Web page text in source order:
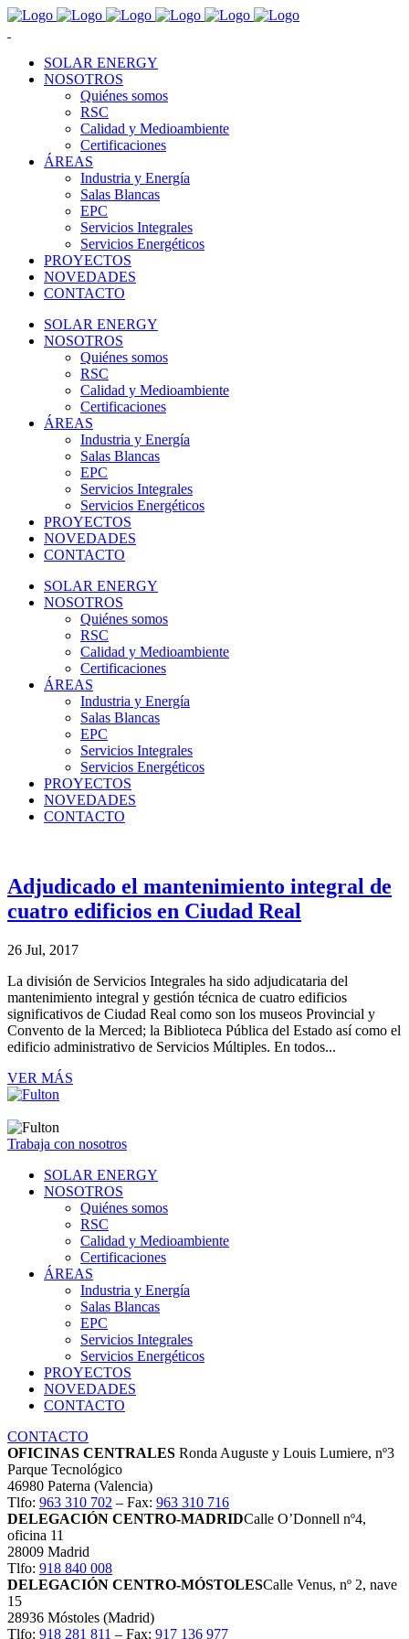
SOLAR ENERGY
NOSOTROS
Quiénes somos
RSC
Calidad y Medioambiente
Certificaciones
ÁREAS
Industria y Energía
Salas Blancas
EPC
Servicios Integrales
Servicios Energéticos
PROYECTOS
NOVEDADES
CONTACTO
SOLAR ENERGY
NOSOTROS
Quiénes somos
RSC
Calidad y Medioambiente
Certificaciones
ÁREAS
Industria y Energía
Salas Blancas
EPC
Servicios Integrales
Servicios Energéticos
PROYECTOS
NOVEDADES
CONTACTO
SOLAR ENERGY
NOSOTROS
Quiénes somos
RSC
Calidad y Medioambiente
Certificaciones
ÁREAS
Industria y Energía
Salas Blancas
EPC
Servicios Integrales
Servicios Energéticos
PROYECTOS
NOVEDADES
CONTACTO
Adjudicado el mantenimiento integral de
cuatro edificios en Ciudad Real
26 Jul, 2017
La división de Servicios Integrales ha sido adjudicataria del
mantenimiento integral y gestión técnica de cuatro edificios
significativos de Ciudad Real como son los museos Provincial y
Convento de la Merced; la Biblioteca Pública del Estado así como el
edificio administrativo de Servicios Múltiples. En todos...
VER MÁS
Trabaja con nosotros
SOLAR ENERGY
NOSOTROS
Quiénes somos
RSC
Calidad y Medioambiente
Certificaciones
ÁREAS
Industria y Energía
Salas Blancas
EPC
Servicios Integrales
Servicios Energéticos
PROYECTOS
NOVEDADES
CONTACTO
CONTACTO
OFICINAS CENTRALES Ronda Auguste y Louis Lumiere, nº3
Parque Tecnológico
46980 Paterna (Valencia)
Tlfo: 963 310 702 – Fax: 963 310 716
DELEGACIÓN CENTRO-MADRIDCalle O’Donnell nº4,
oficina 11
28009 Madrid
Tlfo: 918 840 008
DELEGACIÓN CENTRO-MÓSTOLESCalle Venus, nº 2, nave
15
28936 Móstoles (Madrid)
Tlfo: 918 281 811 – Fax: 917 136 977